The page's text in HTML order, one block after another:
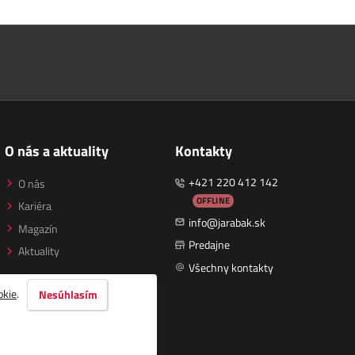
O nás a aktuality
O nás
Kariéra
Magazín
Aktuality
Kontakty
+421 220 412 142
OFFLINE
info@jarabak.sk
Predajne
Všechny kontakty
. Nesúhlasím